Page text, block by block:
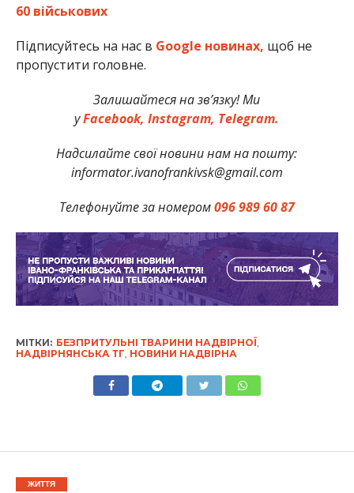
60 військових
Підписуйтесь на нас в Google новинах, щоб не
пропустити головне.
Залишайтеся на зв’язку! Ми
уFacebook, Instagram, Telegram.
Надсилайте свої новини нам на пошту:
informator.ivanofrankivsk@gmail.com
Телефонуйте за номером096 989 60 87
МІТКИ: БЕЗПРИТУЛЬНІ ТВАРИНИ НАДВІРНОЇ,
НАДВІРНЯНСЬКА ТГ, НОВИНИ НАДВІРНА
ЖИТТЯ